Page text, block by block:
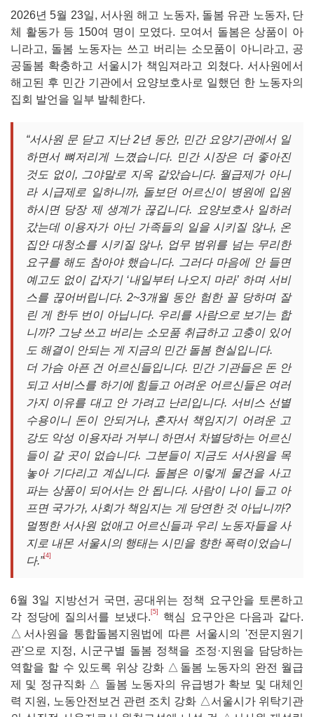
2026년 5월 23일, 서사원 해고 노동자, 돌봄 유관 노동자, 단
체 활동가 등 150여 명이 모였다. 모여서 돌봄은 상품이 아
니라고, 돌봄 노동자는 쓰고 버리는 소모품이 아니라고, 공
공돌봄 확충하고 서울시가 책임져라고 외쳤다. 서사원에서
해고된 후 민간 기관에서 요양보호사로 일했던 한 노동자의
집회 발언을 일부 발췌한다.
“서사원 문 닫고 지난 2년 동안, 민간 요양기관에서 일
하면서 뼈저리게 느꼈습니다. 민간 시장은 더 좋아진
것도 없이, 그야말로 지옥 같았습니다. 월급제가 아니
라 시급제로 일하니까, 돌보던 어르신이 병원에 입원
하시면 당장 제 생계가 끊깁니다. 요양보호사 일하러
갔는데 이용자가 아닌 가족들의 일을 시키질 않나, 온
집안 대청소를 시키질 않나, 업무 범위를 넘는 무리한
요구를 해도 참아야 했습니다. 그러다 마음에 안 들면
예고도 없이 갑자기 ‘내일부터 나오지 마라’ 하며 서비
스를 끊어버립니다. 2~3개월 동안 험한 꼴 당하며 잘
린 게 한두 번이 아닙니다. 우리를 사람으로 보기는 합
니까? 그냥 쓰고 버리는 소모품 취급하고 고충이 있어
도 해결이 안되는 게 지금의 민간 돌봄 현실입니다.
더 가슴 아픈 건 어르신들입니다. 민간 기관들은 돈 안
되고 서비스를 하기에 힘들고 어려운 어르신들은 여러
가지 이유를 대고 안 가려고 난리입니다. 서비스 선별
수용이니 돈이 안되거나, 혼자서 책임지기 어려운 고
강도 악성 이용자라 거부니 하면서 차별당하는 어르신
들이 갈 곳이 없습니다. 그분들이 지금도 서사원을 목
놓아 기다리고 계십니다. 돌봄은 이렇게 물건을 사고
파는 상품이 되어서는 안 됩니다. 사람이 나이 들고 아
프면 국가가, 사회가 책임지는 게 당연한 것 아닙니까?
멀쩡한 서사원 없애고 어르신들과 우리 노동자들을 사
지로 내몬 서울시의 행태는 시민을 향한 폭력이었습니
다.”[4]
6월 3일 지방선거 국면, 공대위는 정책 요구안을 토론하고
각 정당에 질의서를 보냈다.[5]
핵심 요구안은 다음과 같다.
△서사원을 통합돌봄지원법에 따른 서울시의 '전문지원기
관'으로 지정, 시군구별 돌봄 정책을 조정·지원을 담당하는
역할을 할 수 있도록 위상 강화 △돌봄 노동자의 완전 월급
제 및 정규직화 △ 돌봄 노동자의 유급병가 확보 및 대체인
력 지원, 노동안전보건 관련 조치 강화 △서울시가 위탁기관